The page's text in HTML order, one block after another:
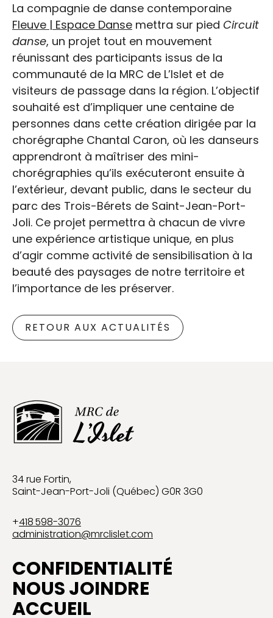
La compagnie de danse contemporaine
Fleuve | Espace Danse mettra sur pied Circuit
danse, un projet tout en mouvement
réunissant des participants issus de la
communauté de la MRC de L’Islet et de
visiteurs de passage dans la région. L’objectif
souhaité est d’impliquer une centaine de
personnes dans cette création dirigée par la
chorégraphe Chantal Caron, où les danseurs
apprendront à maîtriser des mini-
chorégraphies qu’ils exécuteront ensuite à
l’extérieur, devant public, dans le secteur du
parc des Trois-Bérets de Saint-Jean-Port-
Joli. Ce projet permettra à chacun de vivre
une expérience artistique unique, en plus
d’agir comme activité de sensibilisation à la
beauté des paysages de notre territoire et
l’importance de les préserver.
RETOUR AUX ACTUALITÉS
34 rue Fortin,
Saint-Jean-Port-Joli (Québec) G0R 3G0
+418 598-3076
administration@mrclislet.com
CONFIDENTIALITÉ
NOUS JOINDRE
ACCUEIL